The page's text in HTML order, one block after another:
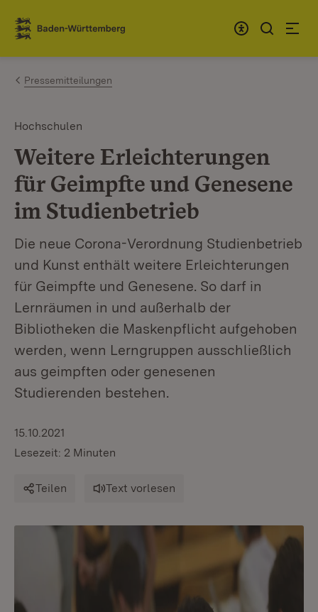
Zum Inhalt springen
Link zur Startseite
Pressemitteilungen
Hochschulen
Weitere Erleichterungen
für Geimpfte und Genesene
im Studienbetrieb
Die neue Corona-Verordnung Studienbetrieb
und Kunst enthält weitere Erleichterungen
für Geimpfte und Genesene. So darf in
Lernräumen in und außerhalb der
Bibliotheken die Maskenpflicht aufgehoben
werden, wenn Lerngruppen ausschließlich
aus geimpften oder genesenen
Studierenden bestehen.
15.10.2021
Lesezeit: 2 Minuten
Teilen Text vorlesen